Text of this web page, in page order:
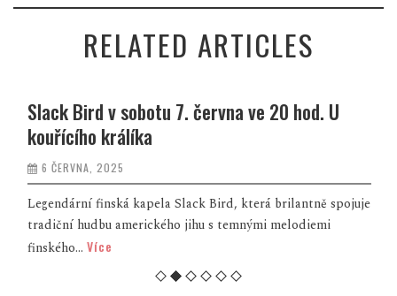
RELATED ARTICLES
Slack Bird v sobotu 7. června ve 20 hod. U
kouřícího králíka
6 ČERVNA, 2025
Legendární finská kapela Slack Bird, která brilantně spojuje
tradiční hudbu amerického jihu s temnými melodiemi
finského... Více